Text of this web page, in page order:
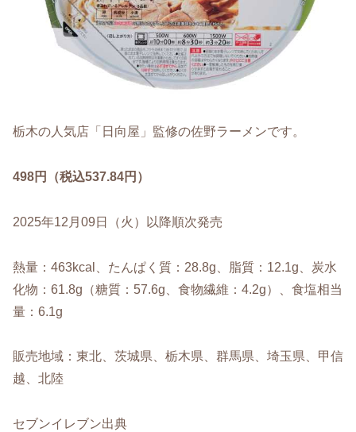
栃木の人気店「日向屋」監修の佐野ラーメンです。
498円（税込537.84円）
2025年12月09日（火）以降順次発売
熱量：463kcal、たんぱく質：28.8g、脂質：12.1g、炭水
化物：61.8g（糖質：57.6g、食物繊維：4.2g）、食塩相当
量：6.1g
販売地域：東北、茨城県、栃木県、群馬県、埼玉県、甲信
越、北陸
セブンイレブン出典